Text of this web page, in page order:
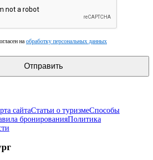
на обработку персональных данных
сайтаСтатьи о туризмеСпособы
бронированияПолитика